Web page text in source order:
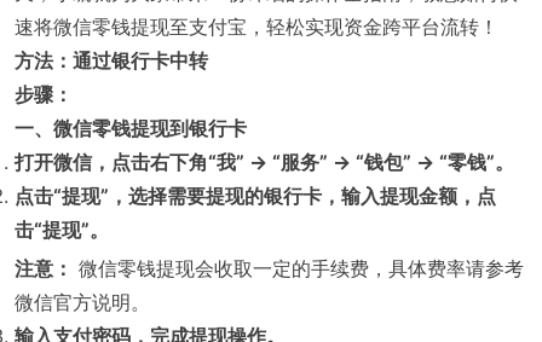
速将微信零钱提现至支付宝，轻松实现资金跨平台流转！
方法：通过银行卡中转
步骤：
一、微信零钱提现到银行卡
打开微信，点击右下角“我” -> “服务” -> “钱包” -> “零钱”。
点击“提现”，选择需要提现的银行卡，输入提现金额，点
击“提现”。
注意： 微信零钱提现会收取一定的手续费，具体费率请参考
微信官方说明。
输入支付密码，完成提现操作。